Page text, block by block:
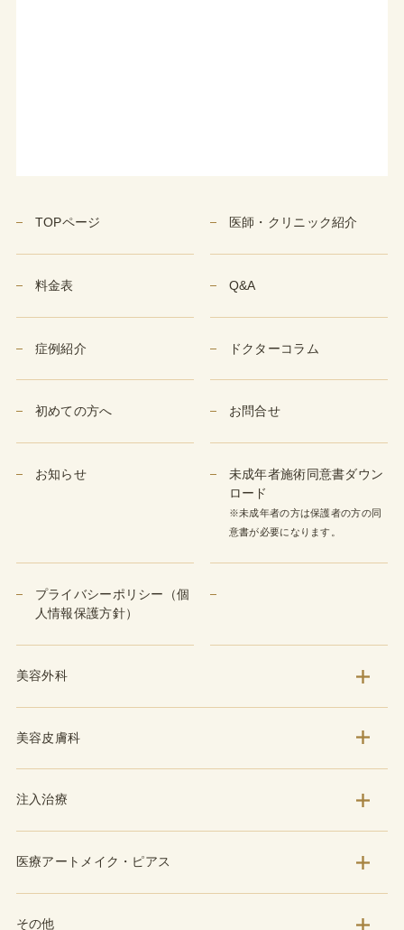
TOPページ 医師・クリニック紹介
料金表 Q&A
症例紹介 ドクターコラム
初めての方へ お問合せ
お知らせ
未成年者施術同意書ダウン
ロード
※未成年者の方は保護者の方の同
意書が必要になります。
プライバシーポリシー（個
人情報保護方針）
美容外科
美容皮膚科
注入治療
医療アートメイク・ピアス
その他